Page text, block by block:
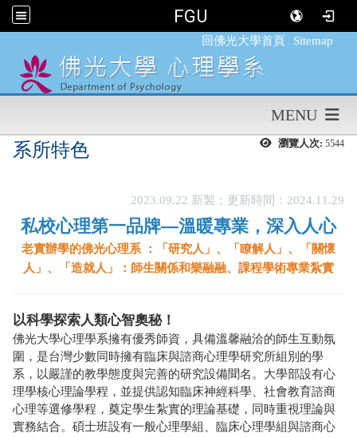
FGU
回佛光大學首頁 Sitemap
MENU
瀏覽人次: 5544
系所特色
2023.09.22 新製；更新時間：2024.11.29
私校心理第一品牌—溫暖專業，深入人心
老實辦學的佛光心理系 ：
「研究人」、「瞭解人」、「關懷
人」、「造就人」： 師生關係和樂融融、 課程學術專業紮實
以科學探索人類心智奧秘！
佛光大學心理學系擁有優秀師資，具備溫馨融洽的師生互動氛
圍，是台灣少數同時擁有臨床與諮商心理學研究所組別的學
系，以嚴謹的教學態度與完善的研究設備聞名。大學部設有心
理學核心理論學程，並提供認知臨床神經科學、社會教育諮商
心理等選修學程，奠定學生紮實的理論基礎，同時重視理論與
實務結合。碩士班設有一般心理學組、臨床心理學組與諮商心